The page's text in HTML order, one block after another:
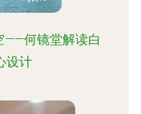
——何镜堂解读白
设计